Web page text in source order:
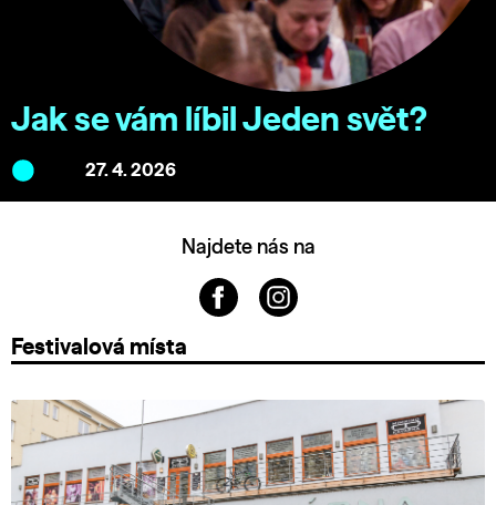
Jak se vám líbil Jeden svět?
27. 4. 2026
Najdete nás na
Festivalová místa